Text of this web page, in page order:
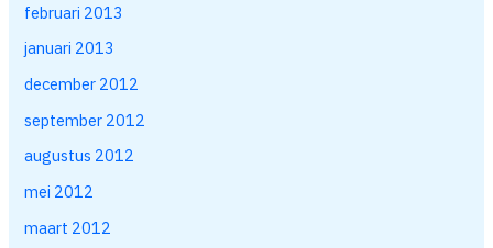
februari 2013
januari 2013
december 2012
september 2012
augustus 2012
mei 2012
maart 2012